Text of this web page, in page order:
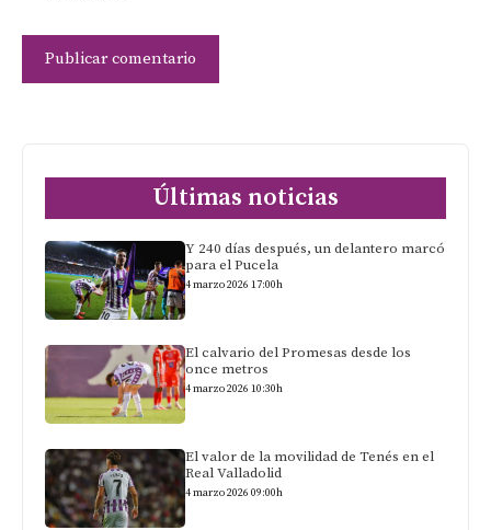
Últimas noticias
Y 240 días después, un delantero marcó
para el Pucela
4 marzo 2026 17:00h
El calvario del Promesas desde los
once metros
4 marzo 2026 10:30h
El valor de la movilidad de Tenés en el
Real Valladolid
4 marzo 2026 09:00h